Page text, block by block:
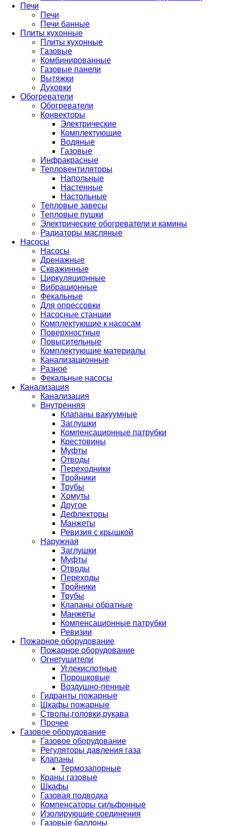
Печи
Печи
Печи банные
Плиты кухонные
Плиты кухонные
Газовые
Комбинированные
Газовые панели
Вытяжки
Духовки
Обогреватели
Обогреватели
Конвекторы
Электрические
Комплектующие
Водяные
Газовые
Инфракрасные
Тепловентиляторы
Напольные
Настенные
Настольные
Тепловые завесы
Тепловые пушки
Электрические обогреватели и камины
Радиаторы масляные
Насосы
Насосы
Дренажные
Скважинные
Циркуляционные
Вибрационные
Фекальные
Для опрессовки
Насосные станции
Комплектующие к насосам
Поверхностные
Повысительные
Комплектующие материалы
Канализационные
Разное
Фекальные насосы
Канализация
Канализация
Внутренняя
Клапаны вакуумные
Заглушки
Компенсационные патрубки
Крестовины
Муфты
Отводы
Переходники
Тройники
Трубы
Хомуты
Другое
Дефлекторы
Манжеты
Ревизия с крышкой
Наружная
Заглушки
Муфты
Отводы
Переходы
Тройники
Трубы
Клапаны обратные
Манжеты
Компенсационные патрубки
Ревизии
Пожарное оборудование
Пожарное оборудование
Огнетушители
Углекислотные
Порошковые
Воздушно-пенные
Гидранты пожарные
Шкафы пожарные
Стволы,головки,рукава
Прочее
Газовое оборудование
Газовое оборудование
Регуляторы давления газа
Клапаны
Термозапорные
Краны газовые
Шкафы
Газовая подводка
Компенсаторы сильфонные
Изолирующие соединения
Газовые баллоны